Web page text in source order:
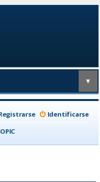
▼
Identificarse